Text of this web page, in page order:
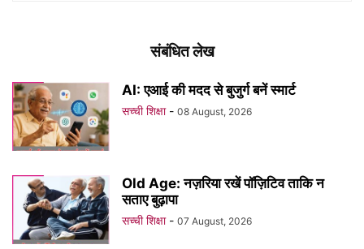
संबंधित लेख
AI: एआई की मदद से बुजुर्ग बनें स्मार्ट
सच्ची शिक्षा - 08 August, 2026
Old Age: नज़रिया रखें पॉज़िटिव ताकि न
सताए बुढ़ापा
सच्ची शिक्षा - 07 August, 2026